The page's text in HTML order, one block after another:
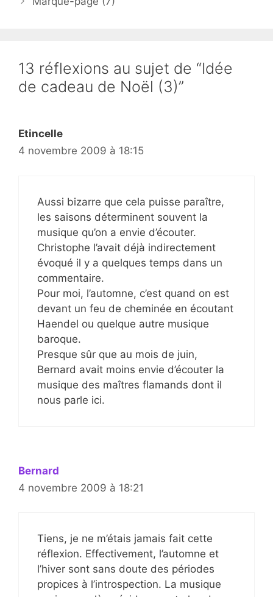
13 réflexions au sujet de “Idée
de cadeau de Noël (3)”
Etincelle
4 novembre 2009 à 18:15
Aussi bizarre que cela puisse paraître,
les saisons déterminent souvent la
musique qu’on a envie d’écouter.
Christophe l’avait déjà indirectement
évoqué il y a quelques temps dans un
commentaire.
Pour moi, l’automne, c’est quand on est
devant un feu de cheminée en écoutant
Haendel ou quelque autre musique
baroque.
Presque sûr que au mois de juin,
Bernard avait moins envie d’écouter la
musique des maîtres flamands dont il
nous parle ici.
Bernard
4 novembre 2009 à 18:21
Tiens, je ne m’étais jamais fait cette
réflexion. Effectivement, l’automne et
l’hiver sont sans doute des périodes
propices à l’introspection. La musique